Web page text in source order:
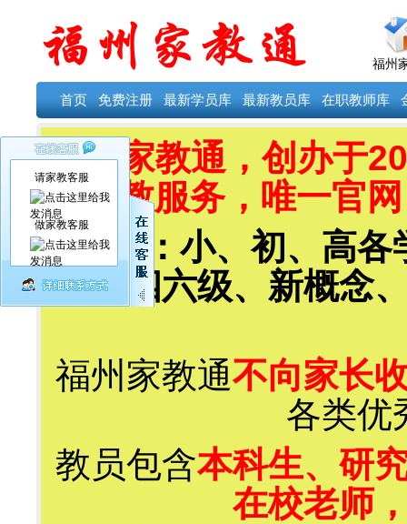
福州
首页 免费注册 最新学员库 最新教员库 在职教师库
福州家教通，创办于
教服务，唯一官
科目：小、初、高各
福、四六级、新概念
福州家教通不向家长
各类优
教员包含本科生、研
在校老师
请家教客服
做家教客服